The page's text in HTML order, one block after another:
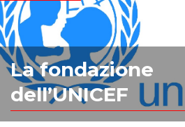
La fondazione
dell’UNICEF